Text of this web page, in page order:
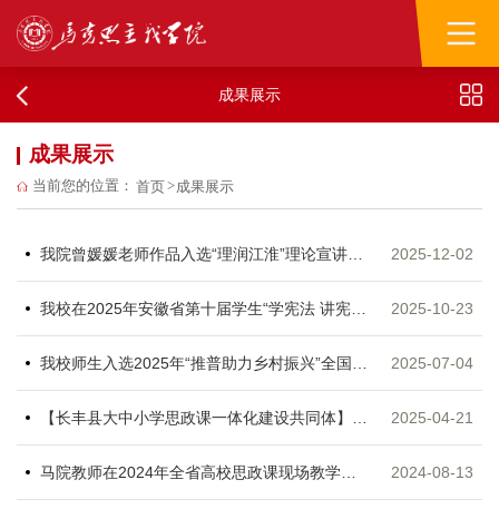
成果展示
成果展示
当前您的位置： 首页>成果展示
我院曾媛媛老师作品入选“理润江淮”理论宣讲微视频大赛展播 2025-12-02
我校在2025年安徽省第十届学生“学宪法 讲宪法”系列活动中喜获佳绩 2025-10-23
2025-07-04
2025-04-21
马院教师在2024年全省高校思政课现场教学展示决赛中获得佳绩 2024-08-13